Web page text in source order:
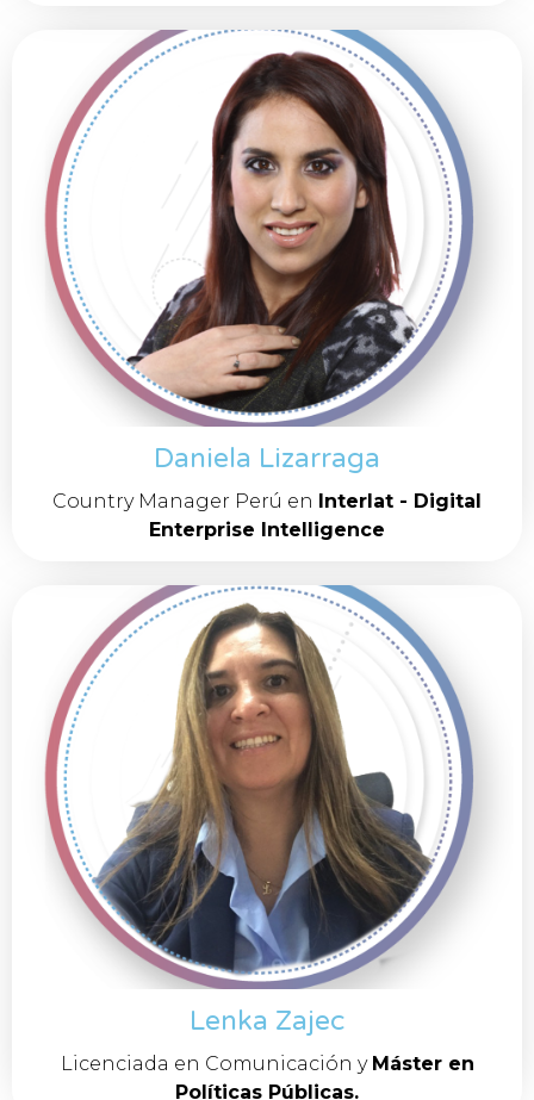
Daniela Lizarraga
Country Manager Perú en Interlat - Digital
Enterprise Intelligence
Lenka Zajec
Licenciada en Comunicación y Máster en
Políticas Públicas.